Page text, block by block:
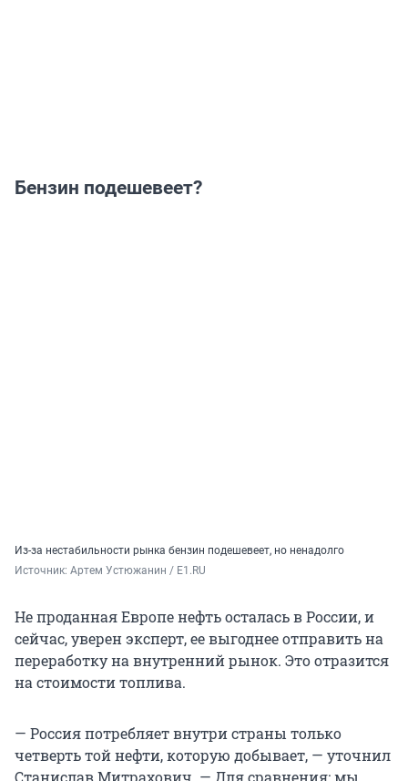
Бензин подешевеет?
Из-за нестабильности рынка бензин подешевеет, но ненадолго
Источник: Артем Устюжанин / E1.RU
Не проданная Европе нефть осталась в России, и
сейчас, уверен эксперт, ее выгоднее отправить на
переработку на внутренний рынок. Это отразится
на стоимости топлива.
— Россия потребляет внутри страны только
четверть той нефти, которую добывает, — уточнил